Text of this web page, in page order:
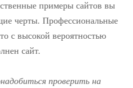
примеры сайтов вы
черты. Профессиональные
с высокой вероятностью
сайт.
проверить на